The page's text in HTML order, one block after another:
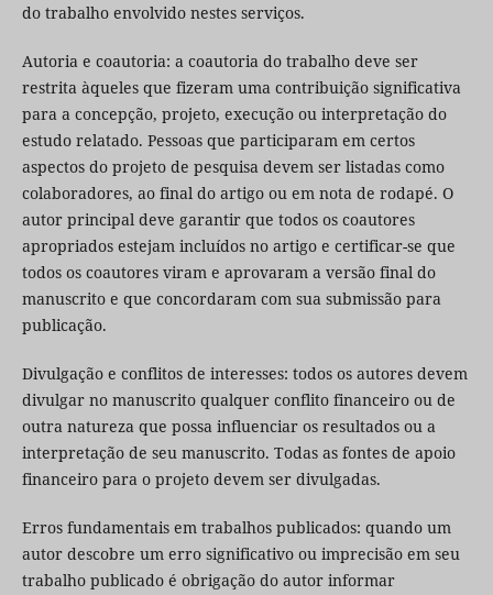
do trabalho envolvido nestes serviços.
Autoria e coautoria: a coautoria do trabalho deve ser
restrita àqueles que fizeram uma contribuição significativa
para a concepção, projeto, execução ou interpretação do
estudo relatado. Pessoas que participaram em certos
aspectos do projeto de pesquisa devem ser listadas como
colaboradores, ao final do artigo ou em nota de rodapé. O
autor principal deve garantir que todos os coautores
apropriados estejam incluídos no artigo e certificar-se que
todos os coautores viram e aprovaram a versão final do
manuscrito e que concordaram com sua submissão para
publicação.
Divulgação e conflitos de interesses: todos os autores devem
divulgar no manuscrito qualquer conflito financeiro ou de
outra natureza que possa influenciar os resultados ou a
interpretação de seu manuscrito. Todas as fontes de apoio
financeiro para o projeto devem ser divulgadas.
Erros fundamentais em trabalhos publicados: quando um
autor descobre um erro significativo ou imprecisão em seu
trabalho publicado é obrigação do autor informar